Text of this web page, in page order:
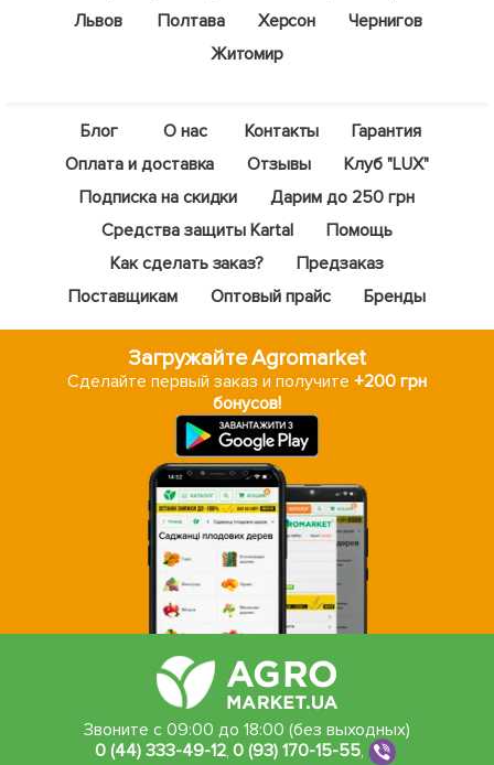
Львов
Полтава Херсон
Чернигов
Житомир
Блог О нас Контакты
Гарантия
Оплата и доставка
Отзывы
Клуб "LUX"
Подписка на скидки
Дарим до 250 грн
Средства защиты Kartal
Помощь
Как сделать заказ?
Предзаказ
Поставщикам
Оптовый прайс Бренды
Загружайте Agromarket
Сделайте первый заказ и получите +200 грн
бонусов!
Звоните с 09:00 до 18:00 (без выходных)
0 (44) 333-49-12,0 (93) 170-15-55,